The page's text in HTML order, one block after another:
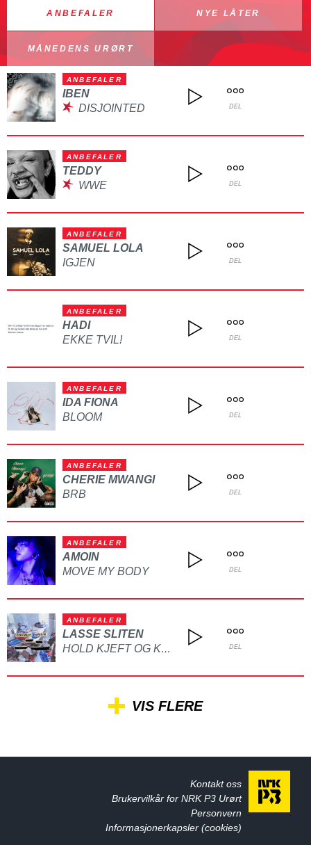
ANBEFALER NYE LÅTER
MÅNEDENS URØRT
ANBEFALER
IBEN
DISJOINTED
DEL
ANBEFALER
TEDDY
WWE
DEL
ANBEFALER
SAMUEL LOLA
IGJEN
DEL
ANBEFALER
HADI
EKKE TVIL!
DEL
ANBEFALER
IDA FIONA
BLOOM
DEL
ANBEFALER
CHERIE MWANGI
BRB
DEL
ANBEFALER
AMOIN
MOVE MY BODY
DEL
ANBEFALER
LASSE SLITEN
HOLD KJEFT OG KYSS MEG DEL
VIS FLERE
Kontakt oss
Brukervilkår for NRK P3 Urørt
Personvern
Informasjonerkapsler (cookies)